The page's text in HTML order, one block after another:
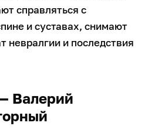
справляться с
и суставах, снимают
невралгии и последствия
Валерий